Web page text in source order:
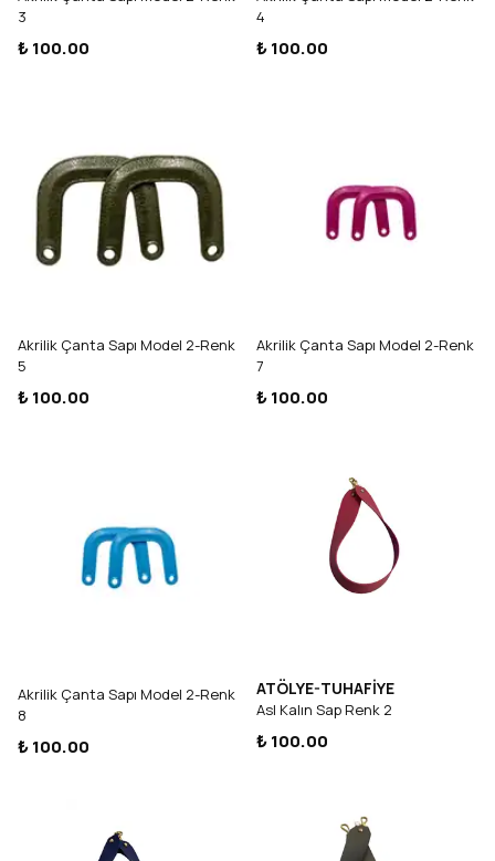
3
₺ 100.00
4
₺ 100.00
Akrilik Çanta Sapı Model 2-Renk
5
₺ 100.00
Akrilik Çanta Sapı Model 2-Renk
7
₺ 100.00
Akrilik Çanta Sapı Model 2-Renk
8
₺ 100.00
ATÖLYE-TUHAFİYE
Asl Kalın Sap Renk 2
₺ 100.00